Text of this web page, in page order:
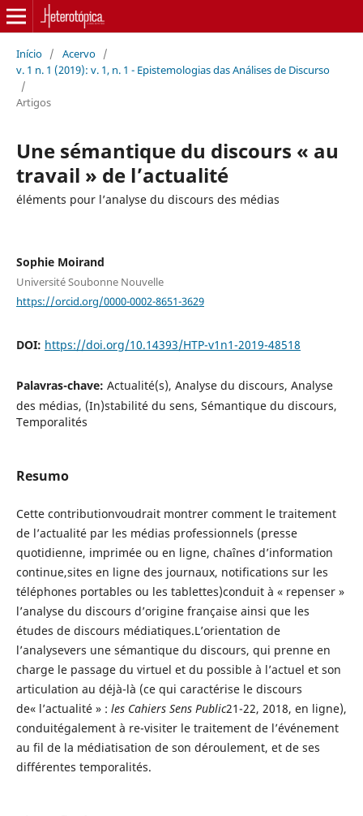
Início / Acervo /
v. 1 n. 1 (2019): v. 1, n. 1 - Epistemologias das Análises de Discurso
/
Artigos
Une sémantique du discours « au
travail » de l’actualité
éléments pour l’analyse du discours des médias
Sophie Moirand
Université Soubonne Nouvelle
https://orcid.org/0000-0002-8651-3629
DOI: https://doi.org/10.14393/HTP-v1n1-2019-48518
Palavras-chave: Actualité(s), Analyse du discours, Analyse
des médias, (In)stabilité du sens, Sémantique du discours,
Temporalités
Resumo
Cette contributionvoudrait montrer comment le traitement
de l’actualité par les médias professionnels (presse
quotidienne, imprimée ou en ligne, chaînes d’information
continue,sites en ligne des journaux, notifications sur les
téléphones portables ou les tablettes)conduit à « repenser »
l’analyse du discours d’origine française ainsi que les
études de discours médiatiques.L’orientation de
l’analysevers une sémantique du discours, qui prenne en
charge le passage du virtuel et du possible à l’actuel et son
articulation au déjà-là (ce qui caractérise le discours
de« l’actualité » : les Cahiers Sens Public21-22, 2018, en ligne),
conduitégalement à re-visiter le traitement de l’événement
au fil de la médiatisation de son déroulement, et de ses
différentes temporalités.